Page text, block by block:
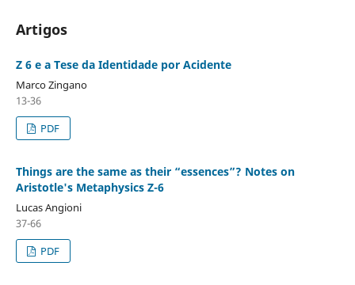
Artigos
Z 6 e a Tese da Identidade por Acidente
Marco Zingano
13-36
PDF
Things are the same as their “essences”? Notes on
Aristotle's Metaphysics Z-6
Lucas Angioni
37-66
PDF